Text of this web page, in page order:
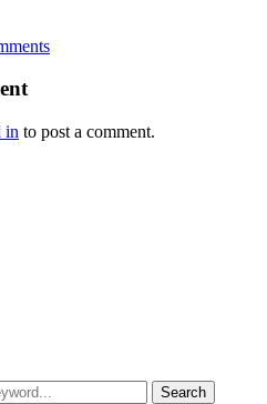
in to post a comment.
Search